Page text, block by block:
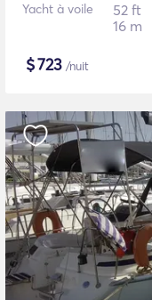
Yacht à voile
52 ft
16 m
$723 /nuit